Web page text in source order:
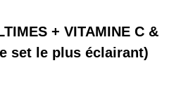
+ VITAMINE C &
set le plus éclairant)